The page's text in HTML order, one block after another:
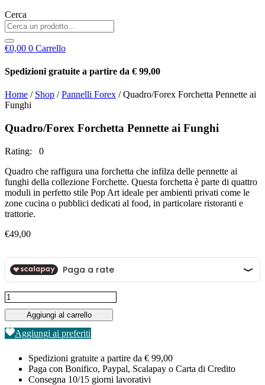
Cerca
€0,00 0 Carrello
Spedizioni gratuite a partire da € 99,00
Home / Shop /Pannelli Forex / Quadro/Forex Forchetta Pennette ai
Funghi
Quadro/Forex Forchetta Pennette ai Funghi
Rating: 0
Quadro che raffigura una forchetta che infilza delle pennette ai
funghi della collezione Forchette. Questa forchetta è parte di quattro
moduli in perfetto stile Pop Art ideale per ambienti privati come le
zone cucina o pubblici dedicati al food, in particolare ristoranti e
trattorie.
€49,00
Quadro/Forex
Forchetta
Pennette
ai
Funghi
Aggiungi al carrello
Aggiungi ai preferiti
Spedizioni gratuite a partire da € 99,00
Paga con Bonifico, Paypal, Scalapay o Carta di Credito
Consegna 10/15 giorni lavorativi